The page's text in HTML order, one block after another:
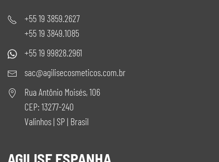
+55 19 3859.2627
+55 19 3849.1085
+55 19 99828.2961
sac@agilisecosmeticos.com.br
Rua Antônio Moisés, 106
CEP: 13277-240
Valinhos | SP | Brasil